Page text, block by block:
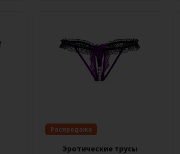
Распродажа
Эротические трусы